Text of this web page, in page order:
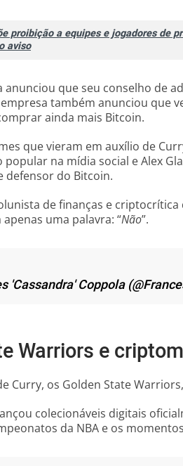
proibição a equipes e jogadores de
aviso
anunciou que seu conselho de
também anunciou que
ainda mais Bitcoin.
que vieram em auxílio de
na mídia social e Alex
defensor do Bitcoin.
de finanças e
uma palavra: “Não”.
'Cassandra' Coppola
Warriors e
Curry, os Golden State
colecionáveis ​​digitais
da NBA e os